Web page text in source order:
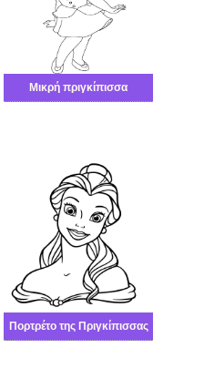
Μικρή πριγκίπισσα
Πορτρέτο της Πριγκίπισσας